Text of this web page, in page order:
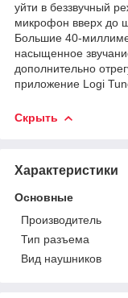
уйти в беззвучный
микрофон вверх до
Большие 40-
насыщенное
дополнительно
приложение Logi
Скрыть
Характеристики
Основные
Производитель
Тип разъема
Вид наушников